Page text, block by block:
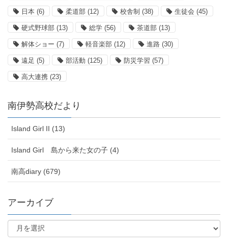
日本 (6) 柔道部 (12) 校舎制 (38) 生徒会 (45)
硬式野球部 (13) 総学 (56) 茶道部 (13)
解体ショー (7) 軽音楽部 (12) 進路 (30)
遠足 (5) 部活動 (125) 防災学習 (57)
高大連携 (23)
南伊勢高校だより
Island Girl II (13)
Island Girl 島から来た女の子 (4)
南高diary (679)
アーカイブ